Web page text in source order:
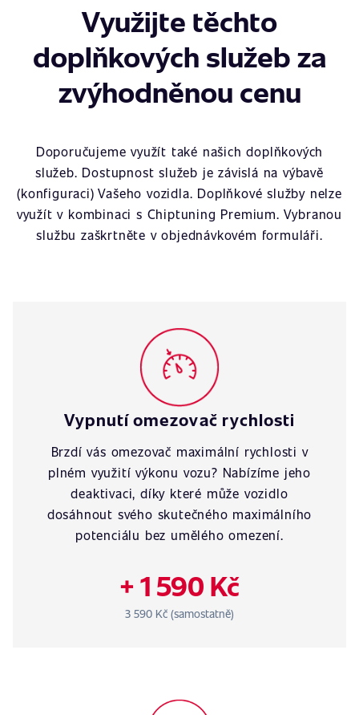
Využijte těchto
doplňkových služeb za
zvýhodněnou cenu
Doporučujeme využít také našich doplňkových
služeb. Dostupnost služeb je závislá na výbavě
(konfiguraci) Vašeho vozidla. Doplňkové služby nelze
využít v kombinaci s Chiptuning Premium. Vybranou
službu zaškrtněte v objednávkovém formuláři.
Vypnutí omezovač rychlosti
Brzdí vás omezovač maximální rychlosti v
plném využití výkonu vozu? Nabízíme jeho
deaktivaci, díky které může vozidlo
dosáhnout svého skutečného maximálního
potenciálu bez umělého omezení.
+ 1 590 Kč
3 590 Kč (samostatně)